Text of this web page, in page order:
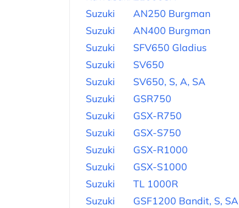
Suzuki
AN250 Burgman
Suzuki
AN400 Burgman
Suzuki
SFV650 Gladius
Suzuki
SV650
Suzuki
SV650, S, A, SA
Suzuki
GSR750
Suzuki
GSX-R750
Suzuki
GSX-S750
Suzuki
GSX-R1000
Suzuki
GSX-S1000
Suzuki
TL 1000R
Suzuki
GSF1200 Bandit, S, SA